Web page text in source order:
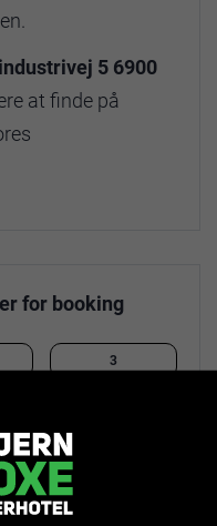
5 6900
at finde på
for booking
3